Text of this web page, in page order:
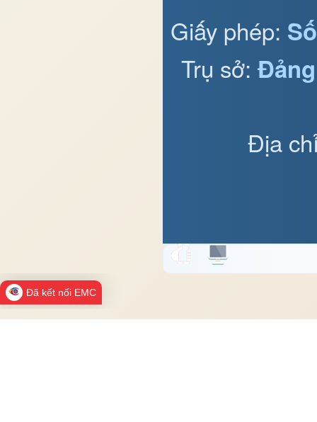
Giấy phép:
Trụ sở:
Địa
Đã kết nối EMC